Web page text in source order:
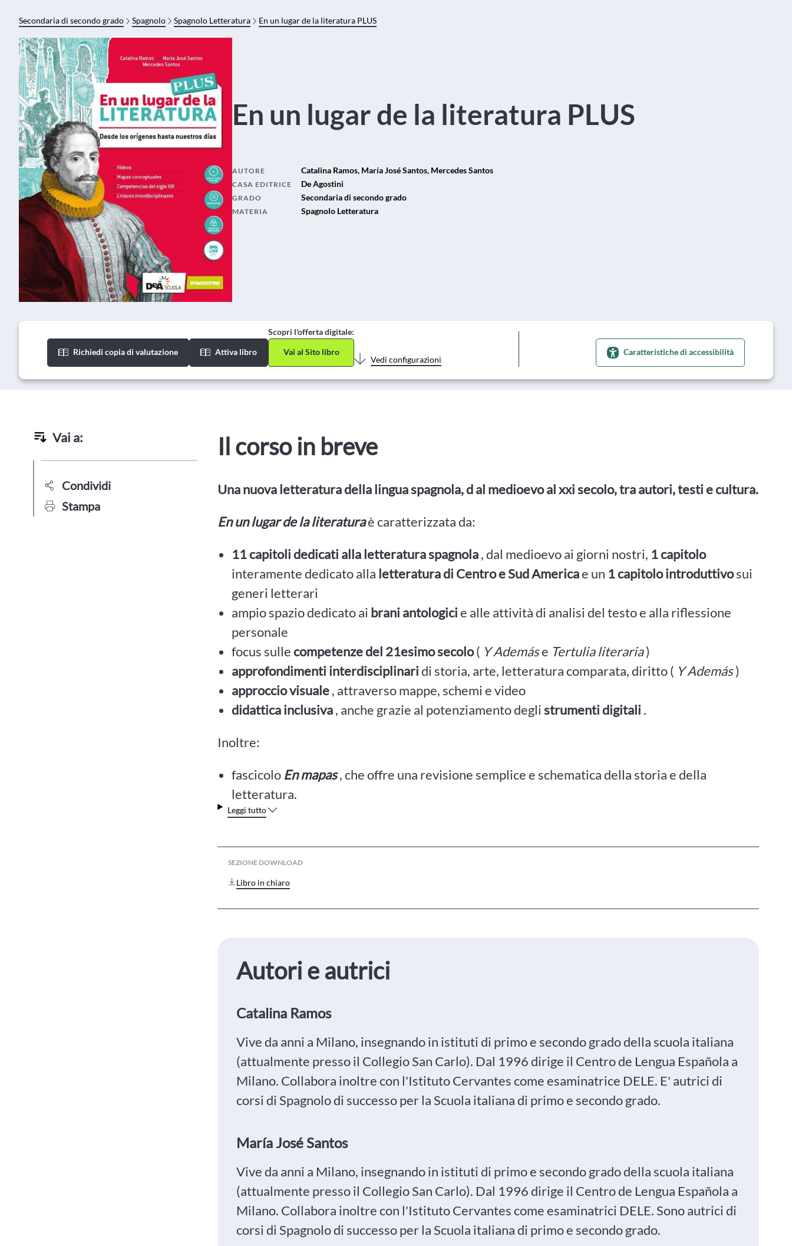
Secondaria di secondo grado Spagnolo Spagnolo Letteratura En un lugar de la literatura PLUS
En un lugar de la literatura PLUS
AUTORE Catalina Ramos, María José Santos, Mercedes Santos
CASA EDITRICE De Agostini
GRADO Secondaria di secondo grado
MATERIA Spagnolo Letteratura
Richiedi copia di valutazione Attiva libro
Scopri l'offerta digitale:
Vai al Sito libro
Vedi configurazioni
Caratteristiche di accessibilità
Vai a:
Condividi
Stampa
Il corso in breve
Una nuova letteratura della lingua spagnola, dal medioevo al xxi secolo, tra autori, testi e cultura.
En un lugar de la literaturaè caratterizzata da:
11 capitoli dedicati alla letteratura spagnola, dal medioevo ai giorni nostri, 1 capitolo
interamente dedicato alla letteratura di Centro e Sud Americae un 1 capitolo introduttivosui
generi letterari
ampio spazio dedicato ai brani antologicie alle attività di analisi del testo e alla riflessione
personale
focus sullecompetenze del 21esimo secolo( Y Ademáse Tertulia literaria)
approfondimenti interdisciplinaridi storia, arte, letteratura comparata, diritto ( Y Además)
approccio visuale, attraverso mappe, schemi e video
didattica inclusiva, anche grazie al potenziamento deglistrumentidigitali .
Inoltre:
fascicolo En mapas, che offre una revisione semplice e schematica della storia e della
letteratura.
Leggi tutto
SEZIONE DOWNLOAD
Libro in chiaro
Autori e autrici
Catalina Ramos
Vive da anni a Milano, insegnando in istituti di primo e secondo grado della scuola italiana
(attualmente presso il Collegio San Carlo). Dal 1996 dirige il Centro de Lengua Española a
Milano. Collabora inoltre con l'Istituto Cervantes come esaminatrice DELE. E' autrici di
corsi di Spagnolo di successo per la Scuola italiana di primo e secondo grado.
María José Santos
Vive da anni a Milano, insegnando in istituti di primo e secondo grado della scuola italiana
(attualmente presso il Collegio San Carlo). Dal 1996 dirige il Centro de Lengua Española a
Milano. Collabora inoltre con l'Istituto Cervantes come esaminatrici DELE. Sono autrici di
corsi di Spagnolo di successo per la Scuola italiana di primo e secondo grado.